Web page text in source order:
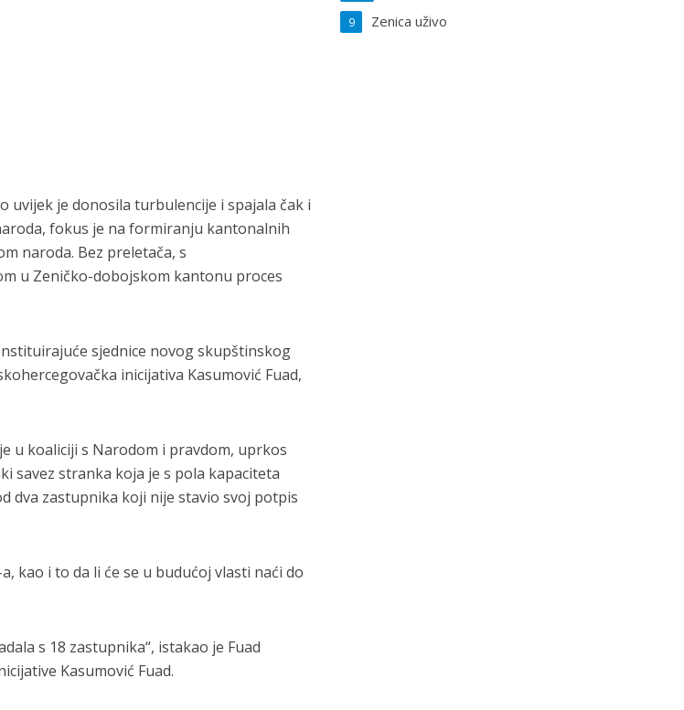
je donosila turbulencije i spajala čak i
fokus je na formiranju kantonalnih
naroda. Bez preletača, s
u Zeničko-dobojskom kantonu proces
sjednice novog skupštinskog
inicijativa Kasumović Fuad,
u koaliciji s Narodom i pravdom, uprkos
savez stranka koja je s pola kapaciteta
dva zastupnika koji nije stavio svoj potpis
kao i to da li će se u budućoj vlasti naći do
s 18 zastupnika“, istakao je Fuad
Kasumović Fuad.
Zenica uživo
9